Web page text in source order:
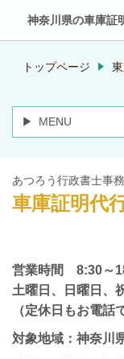
神奈川県の車庫証
トップページ
MENU
あつろう行政書士事
車庫証明代
営業時間 8:30～
土曜日、日曜日、
（定休日もお電話
対象地域：神奈川